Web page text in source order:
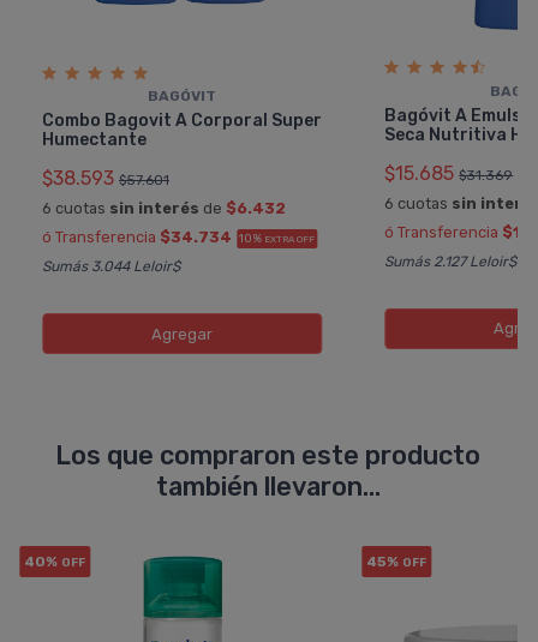
BAGÓVIT
Combo Bagovit A Corporal Super
Humectante
$38.593 $57.601
6 cuotas sin interés de $6.432
ó Transferencia $34.734 10% EXTRA OFF
Sumás 3.044 Leloir$
Agregar
Bagóvit A
Seca Nutritiva
$15.685 $31.369
6 cuotas sin
ó Transferencia
Sumás 2.127 Leloir$
Los que compraron este producto
también llevaron...
40% OFF 45% OFF